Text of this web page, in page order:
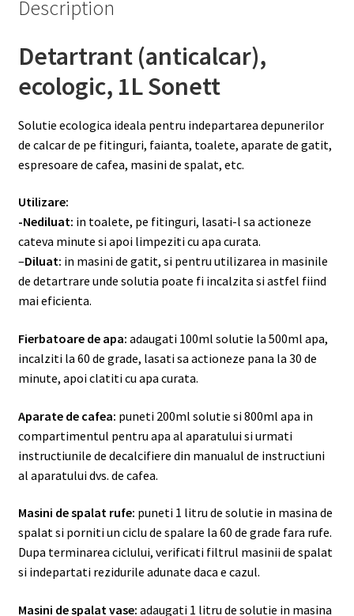
Description
Detartrant (anticalcar),
ecologic, 1L Sonett
Solutie ecologica ideala pentru indepartarea depunerilor
de calcar de pe fitinguri, faianta, toalete, aparate de gatit,
espresoare de cafea, masini de spalat, etc.
Utilizare:
-Nediluat: in toalete, pe fitinguri, lasati-l sa actioneze
cateva minute si apoi limpeziti cu apa curata.
–Diluat: in masini de gatit, si pentru utilizarea in masinile
de detartrare unde solutia poate fi incalzita si astfel fiind
mai eficienta.
Fierbatoare de apa: adaugati 100ml solutie la 500ml apa,
incalziti la 60 de grade, lasati sa actioneze pana la 30 de
minute, apoi clatiti cu apa curata.
Aparate de cafea: puneti 200ml solutie si 800ml apa in
compartimentul pentru apa al aparatului si urmati
instructiunile de decalcifiere din manualul de instructiuni
al aparatului dvs. de cafea.
Masini de spalat rufe: puneti 1 litru de solutie in masina de
spalat si porniti un ciclu de spalare la 60 de grade fara rufe.
Dupa terminarea ciclului, verificati filtrul masinii de spalat
si indepartati rezidurile adunate daca e cazul.
Masini de spalat vase: adaugati 1 litru de solutie in masina